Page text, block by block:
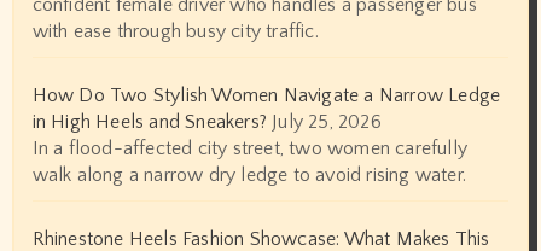
confident female driver who handles a passenger bus
with ease through busy city traffic.
How Do Two Stylish Women Navigate a Narrow Ledge
in High Heels and Sneakers? July 25, 2026
In a flood-affected city street, two women carefully
walk along a narrow dry ledge to avoid rising water.
Rhinestone Heels Fashion Showcase: What Makes This